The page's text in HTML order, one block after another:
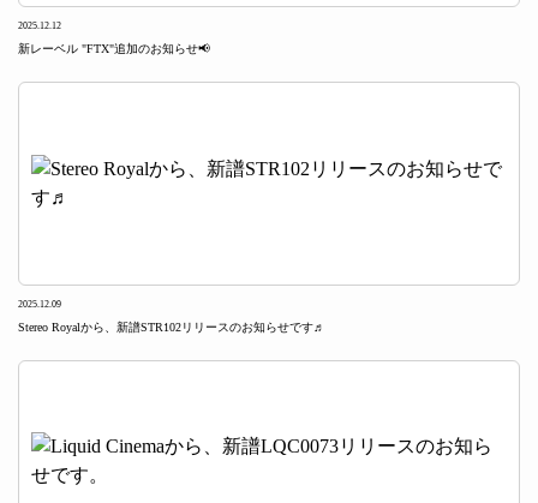
2025.12.12
新レーベル "FTX"追加のお知らせ📢
2025.12.09
Stereo Royalから、新譜STR102リリースのお知らせです♬